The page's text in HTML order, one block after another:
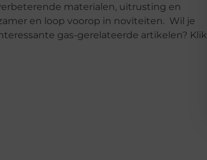
materialen, uitrusting en
en loop voorop in noviteiten. Wil je
gas-gerelateerde artikelen? Klik